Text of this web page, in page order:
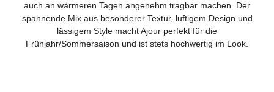
auch an wärmeren Tagen angenehm tragbar machen. Der
spannende Mix aus besonderer Textur, luftigem Design und
lässigem Style macht Ajour perfekt für die
Frühjahr/Sommersaison und ist stets hochwertig im Look.